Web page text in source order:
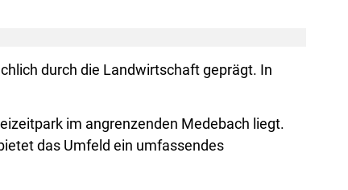
durch die Landwirtschaft geprägt. In
im angrenzenden Medebach liegt.
das Umfeld ein umfassendes